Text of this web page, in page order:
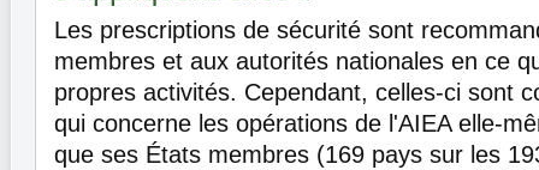
Les prescriptions de sécurité sont
membres et aux autorités nationales en ce
propres activités. Cependant, celles-ci sont
qui concerne les opérations de l'AIEA elle-
que ses États membres (169 pays sur les